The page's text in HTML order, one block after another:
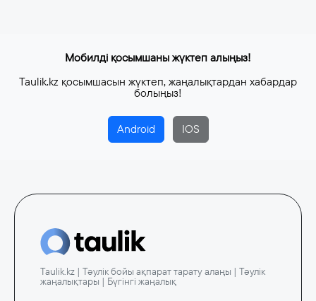
Мобилді қосымшаны жүктеп алыңыз!
Taulik.kz қосымшасын жүктеп, жаңалықтардан хабардар
болыңыз!
Android IOS
Taulik.kz | Тәулік бойы ақпарат тарату алаңы | Тәулік
жаңалықтары | Бүгінгі жаңалық